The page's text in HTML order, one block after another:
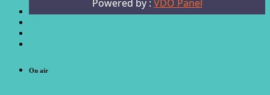
On air